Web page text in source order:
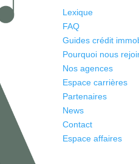
Lexique
FAQ
Guides crédit
Pourquoi nous
Nos agences
Espace carrières
Partenaires
News
Contact
Espace affaires